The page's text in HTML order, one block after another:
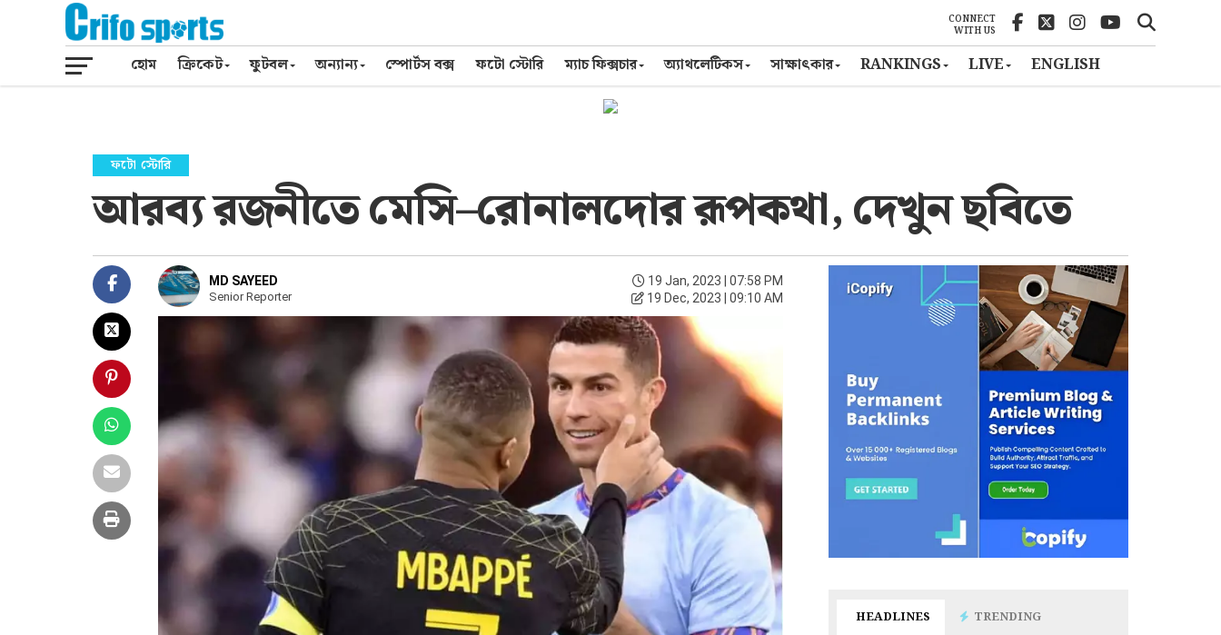
CONNECT
WITH US
হোম ক্রিকেট ফুটবল অন্যান্য স্পোর্টস বক্স ফটো স্টোরি ম্যাচ ফিক্সচার অ্যাথলেটিকস সাক্ষাৎকার RANKINGS LIVE ENGLISH
ফটো স্টোরি
আরব্য রজনীতে মেসি–রোনালদোর রূপকথা, দেখুন ছবিতে
MD SAYEED
Senior Reporter
19 Jan, 2023 | 07:58 PM
19 Dec, 2023 | 09:10 AM
HEADLINES
TRENDING